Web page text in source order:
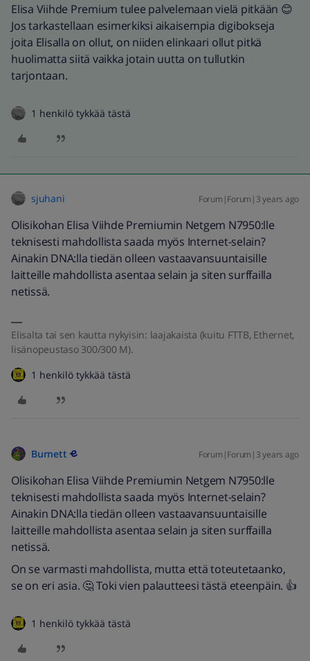
Elisa Viihde Premium tulee palvelemaan vielä pitkään 😊
Jos tarkastellaan esimerkiksi aikaisempia digibokseja
joita Elisalla on ollut, on niiden elinkaari ollut pitkä
huolimatta siitä vaikka jotain uutta on tullutkin
tarjontaan.
1 henkilö tykkää tästä
sjuhani Forum|Forum|3 years ago
Olisikohan Elisa Viihde Premiumin Netgem N7950:lle
teknisesti mahdollista saada myös Internet-selain?
Ainakin DNA:lla tiedän olleen vastaavansuuntaisille
laitteille mahdollista asentaa selain ja siten surffailla
netissä.
Elisalta tai sen kautta nykyisin: laajakaista (kuitu FTTB, Ethernet,
lisänopeustaso 300/300 M).
1 henkilö tykkää tästä
Burnett Forum|Forum|3 years ago
Olisikohan Elisa Viihde Premiumin Netgem N7950:lle
teknisesti mahdollista saada myös Internet-selain?
Ainakin DNA:lla tiedän olleen vastaavansuuntaisille
laitteille mahdollista asentaa selain ja siten surffailla
netissä.
On se varmasti mahdollista, mutta että toteutetaanko,
se on eri asia. 🤔 Toki vien palautteesi tästä eteenpäin. 👍
1 henkilö tykkää tästä